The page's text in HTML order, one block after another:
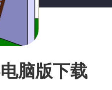
脑版下载